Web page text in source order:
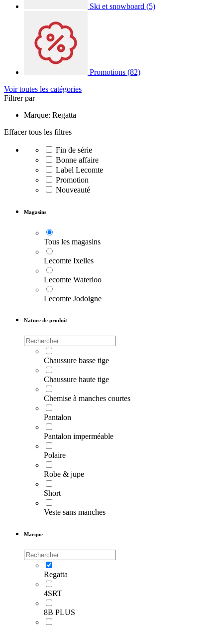
Ski et snowboard (5)
Promotions (82)
Voir toutes les catégories
Filtrer par
Marque: Regatta
Effacer tous les filtres
Fin de série
Bonne affaire
Label Lecomte
Promotion
Nouveauté
Magasins
Tous les magasins
Lecomte Ixelles
Lecomte Waterloo
Lecomte Jodoigne
Nature de produit
Chaussure basse tige
Chaussure haute tige
Chemise à manches courtes
Pantalon
Pantalon imperméable
Polaire
Robe & jupe
Short
Veste sans manches
Marque
Regatta
4SRT
8B PLUS